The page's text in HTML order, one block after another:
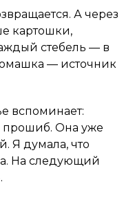
А через
картошки,
стебель — в
— источник
вспоминает:
прошиб. Она уже
Я думала, что
На следующий